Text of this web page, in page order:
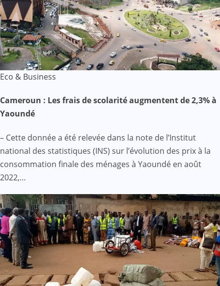
Eco & Business
Cameroun : Les frais de scolarité augmentent de 2,3% à
Yaoundé
– Cette donnée a été relevée dans la note de l’Institut
national des statistiques (INS) sur l’évolution des prix à la
consommation finale des ménages à Yaoundé en août
2022,…